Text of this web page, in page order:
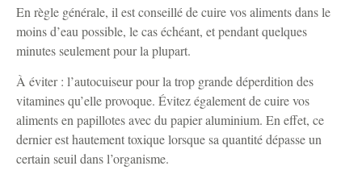
En règle générale, il est conseillé de cuire vos aliments dans le
moins d’eau possible, le cas échéant, et pendant quelques
minutes seulement pour la plupart.
À éviter : l’autocuiseur pour la trop grande déperdition des
vitamines qu’elle provoque. Évitez également de cuire vos
aliments en papillotes avec du papier aluminium. En effet, ce
dernier est hautement toxique lorsque sa quantité dépasse un
certain seuil dans l’organisme.